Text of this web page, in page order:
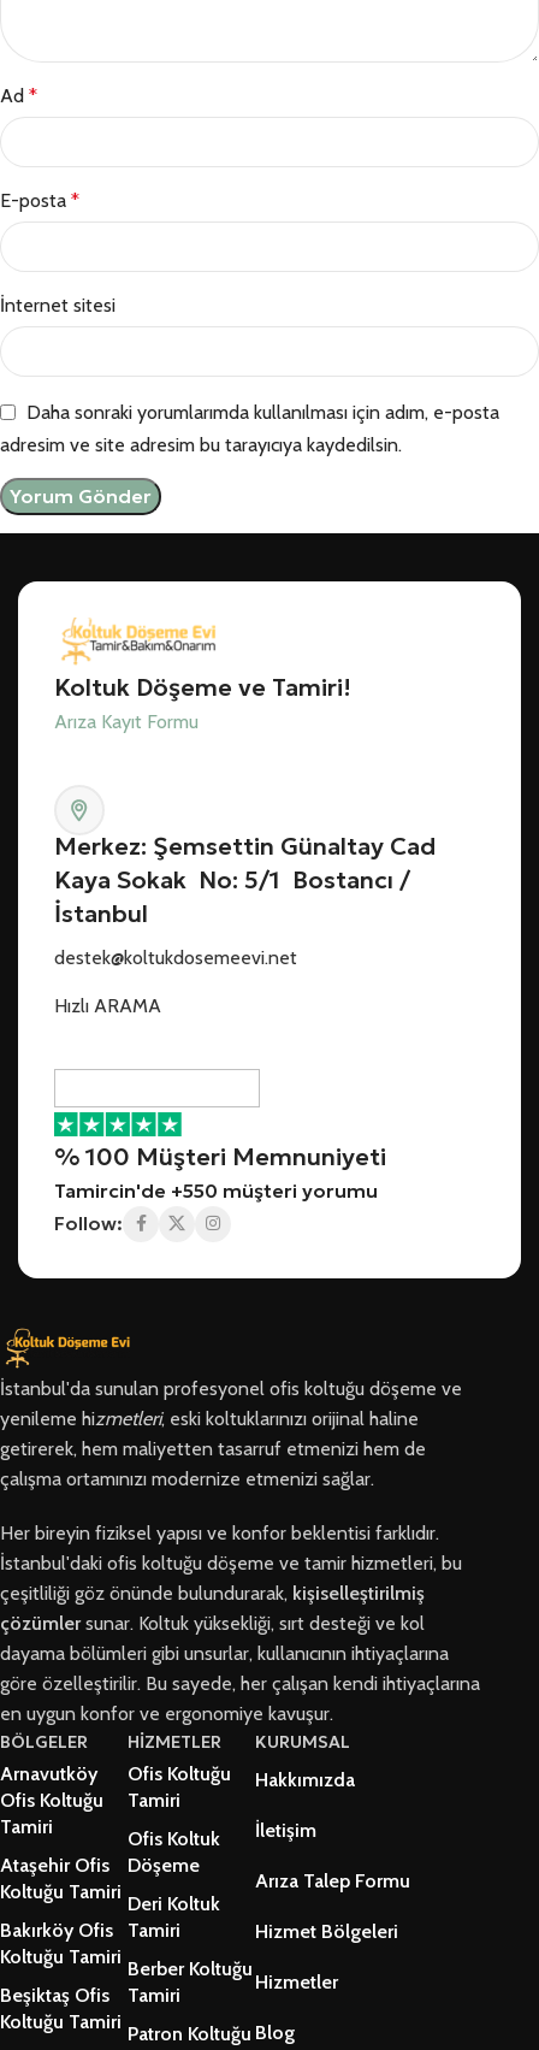
Ad *
E-posta *
İnternet sitesi
Daha sonraki yorumlarımda kullanılması için adım, e-posta
adresim ve site adresim bu tarayıcıya kaydedilsin.
Koltuk Döşeme ve Tamiri!
Arıza Kayıt Formu
Merkez: Şemsettin Günaltay Cad
Kaya Sokak No: 5/1 Bostancı /
İstanbul
destek@koltukdosemeevi.net
Hızlı ARAMA
% 100 Müşteri Memnuniyeti
Tamircin'de +550 müşteri yorumu
Follow:
İstanbul'da sunulan profesyonel ofis koltuğu döşeme ve
yenileme hizmetleri, eski koltuklarınızı orijinal haline
getirerek, hem maliyetten tasarruf etmenizi hem de
çalışma ortamınızı modernize etmenizi sağlar.
Her bireyin fiziksel yapısı ve konfor beklentisi farklıdır.
İstanbul'daki ofis koltuğu döşeme ve tamir hizmetleri, bu
çeşitliliği göz önünde bulundurarak, kişiselleştirilmiş
çözümlersunar. Koltuk yüksekliği, sırt desteği ve kol
dayama bölümleri gibi unsurlar, kullanıcının ihtiyaçlarına
göre özelleştirilir. Bu sayede, her çalışan kendi ihtiyaçlarına
en uygun konfor ve ergonomiye kavuşur.
BÖLGELER
Arnavutköy
Ofis Koltuğu
Tamiri
Ataşehir Ofis
Koltuğu Tamiri
Bakırköy Ofis
Koltuğu Tamiri
Beşiktaş Ofis
Koltuğu Tamiri
HİZMETLER
Ofis Koltuğu
Tamiri
Ofis Koltuk
Döşeme
Deri Koltuk
Tamiri
Berber Koltuğu
Tamiri
Patron Koltuğu
KURUMSAL
Hakkımızda
İletişim
Arıza Talep Formu
Hizmet Bölgeleri
Hizmetler
Blog